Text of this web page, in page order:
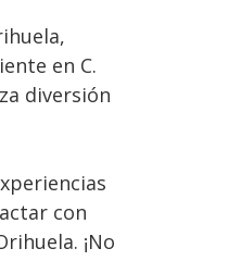
en C.
diversión
con
¡No